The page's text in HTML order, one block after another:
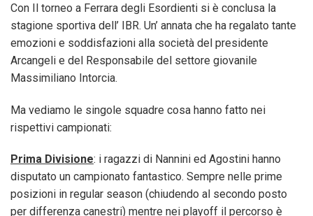
Con Il torneo a Ferrara degli Esordienti si è conclusa la
stagione sportiva dell’ IBR. Un’ annata che ha regalato tante
emozioni e soddisfazioni alla società del presidente
Arcangeli e del Responsabile del settore giovanile
Massimiliano Intorcia.
Ma vediamo le singole squadre cosa hanno fatto nei
rispettivi campionati:
Prima Divisione: i ragazzi di Nannini ed Agostini hanno
disputato un campionato fantastico. Sempre nelle prime
posizioni in regular season (chiudendo al secondo posto
per differenza canestri) mentre nei playoff il percorso è